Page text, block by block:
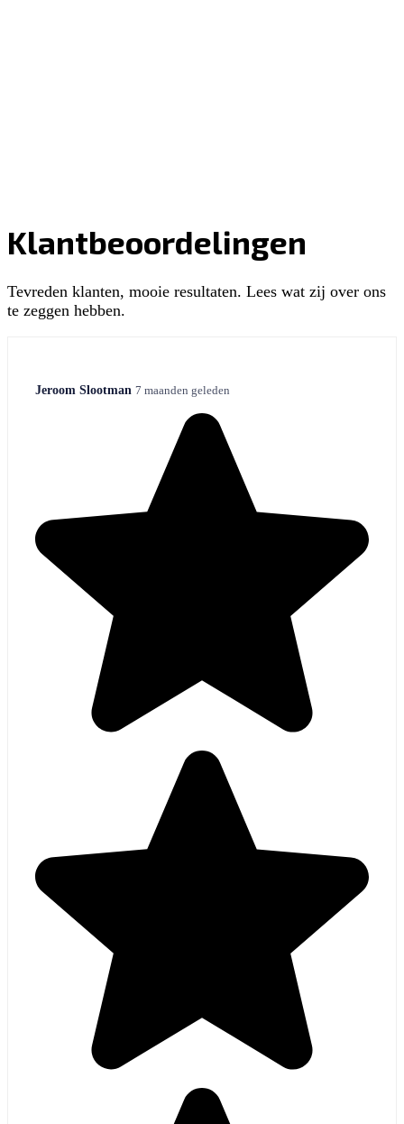
Klantbeoordelingen
Tevreden klanten, mooie resultaten. Lees wat zij over ons
te zeggen hebben.
Jeroom Slootman 7 maanden geleden